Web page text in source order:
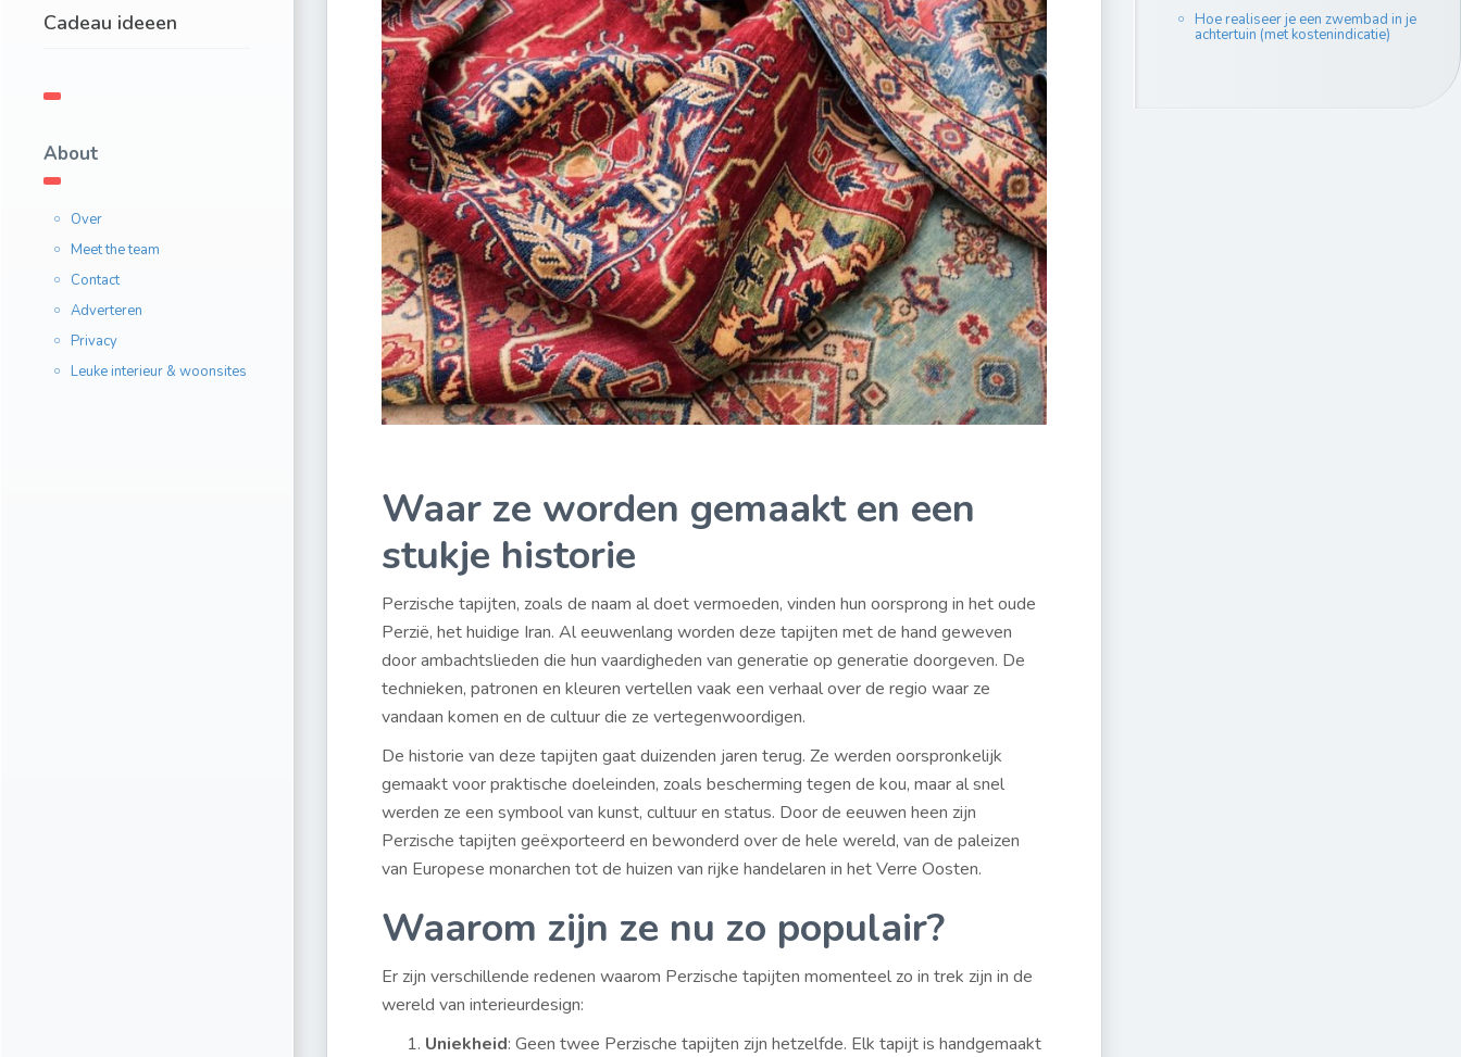
Cadeau ideeen
About
Over
Meet the team
Contact
Adverteren
Privacy
Leuke interieur & woonsites
Waar ze worden gemaakt en een
stukje historie
Perzische tapijten, zoals de naam al doet vermoeden, vinden hun oorsprong in het oude
Perzië, het huidige Iran. Al eeuwenlang worden deze tapijten met de hand geweven
door ambachtslieden die hun vaardigheden van generatie op generatie doorgeven. De
technieken, patronen en kleuren vertellen vaak een verhaal over de regio waar ze
vandaan komen en de cultuur die ze vertegenwoordigen.
De historie van deze tapijten gaat duizenden jaren terug. Ze werden oorspronkelijk
gemaakt voor praktische doeleinden, zoals bescherming tegen de kou, maar al snel
werden ze een symbool van kunst, cultuur en status. Door de eeuwen heen zijn
Perzische tapijten geëxporteerd en bewonderd over de hele wereld, van de paleizen
van Europese monarchen tot de huizen van rijke handelaren in het Verre Oosten.
Waarom zijn ze nu zo populair?
Er zijn verschillende redenen waarom Perzische tapijten momenteel zo in trek zijn in de
wereld van interieurdesign:
Uniekheid: Geen twee Perzische tapijten zijn hetzelfde. Elk tapijt is handgemaakt
Hoe realiseer je een zwembad in je
achtertuin (met kostenindicatie)